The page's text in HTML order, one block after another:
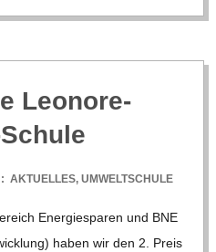
Leonore-
AKTUELLES, UMWELTSCHULE
Ener­gie­spa­ren und BNE
haben wir den 2. Preis